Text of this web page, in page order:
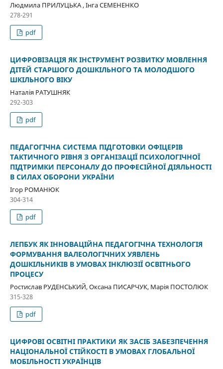
Людмила ПРИЛУЦЬКА , Інга СЕМЕНЕНКО
278-291
pdf
ЦИФРОВІЗАЦІЯ ЯК ІНСТРУМЕНТ РОЗВИТКУ МОВЛЕННЯ
ДІТЕЙ СТАРШОГО ДОШКІЛЬНОГО ТА МОЛОДШОГО
ШКІЛЬНОГО ВІКУ
Наталія РАТУШНЯК
292-303
pdf
ПЕДАГОГІЧНА СИСТЕМА ПІДГОТОВКИ ОФІЦЕРІВ
ТАКТИЧНОГО РІВНЯ З ОРГАНІЗАЦІЇ ПСИХОЛОГІЧНОЇ
ПІДТРИМКИ ПЕРСОНАЛУ ДО ПРОФЕСІЙНОЇ ДІЯЛЬНОСТІ
В СИЛАХ ОБОРОНИ УКРАЇНИ
Ігор РОМАНЮК
304-314
pdf
ЛЕПБУК ЯК ІННОВАЦІЙНА ПЕДАГОГІЧНА ТЕХНОЛОГІЯ
ФОРМУВАННЯ ВАЛЕОЛОГІЧНИХ УЯВЛЕНЬ
ДОШКІЛЬНИКІВ В УМОВАХ ІНКЛЮЗІЇ ОСВІТНЬОГО
ПРОЦЕСУ
Ростислав РУДЕНСЬКИЙ, Оксана ПИСАРЧУК, Марія ПОСТОЛЮК
315-328
pdf
ЦИФРОВІ ОСВІТНІ ПРАКТИКИ ЯК ЗАСІБ ЗАБЕЗПЕЧЕННЯ
НАЦІОНАЛЬНОЇ СТІЙКОСТІ В УМОВАХ ГЛОБАЛЬНОЇ
МОБІЛЬНОСТІ УКРАЇНЦІВ